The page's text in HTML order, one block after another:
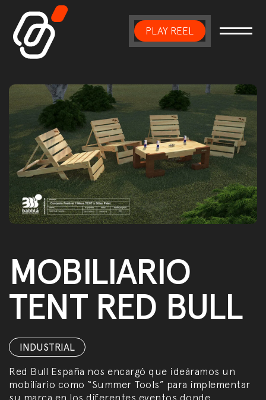
Main NavigationPLAY REEL
MOBILIARIO
TENT RED BULL
INDUSTRIAL
Red Bull España nos encargó que ideáramos un
mobiliario como “Summer Tools” para implementar
su marca en los diferentes eventos donde